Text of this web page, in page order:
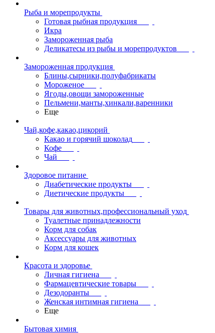
Рыба и морепродукты
Готовая рыбная продукция
Икра
Замороженная рыба
Деликатесы из рыбы и морепродуктов
Замороженная продукция
Блины,сырники,полуфабрикаты
Мороженое
Ягоды,овощи замороженные
Пельмени,манты,хинкали,варенники
Еще
Чай,кофе,какао,цикорий
Какао и горячий шоколад
Кофе
Чай
Здоровое питание
Диабетические продукты
Диетические продукты
Товары для животных,профессиональный уход
Туалетные принадлежности
Корм для собак
Аксессуары для животных
Корм для кошек
Красота и здоровье
Личная гигиена
Фармацевтические товары
Дезодоранты
Женская интимная гигиена
Еще
Бытовая химия